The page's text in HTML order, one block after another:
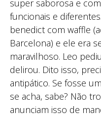
super saborosa e
funcionais e
benedict com waffle
Barcelona) e ele era
maravilhoso. Leo
delirou. Dito isso,
antipático. Se fosse
se acha, sabe? Não
anunciam isso de